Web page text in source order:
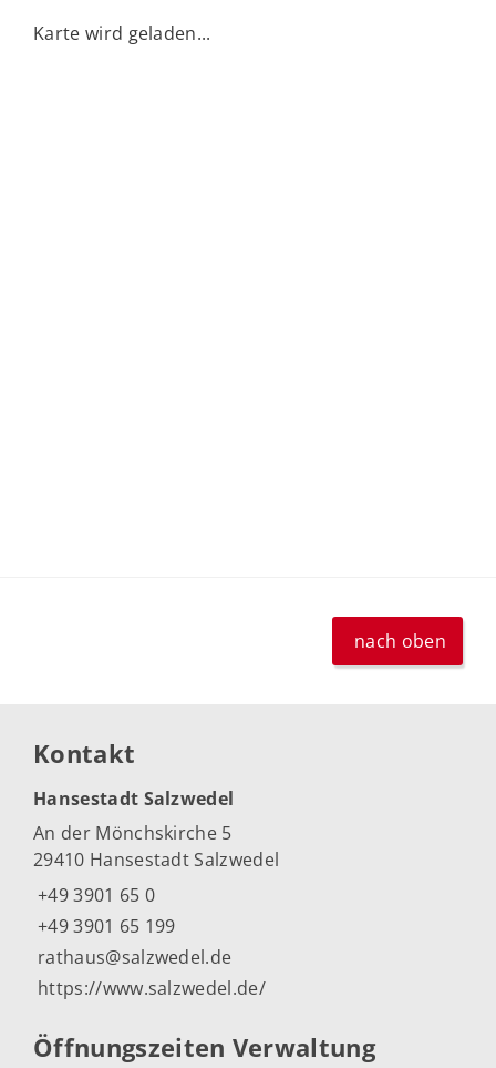
Karte wird geladen...
nach oben
Kontakt
Hansestadt Salzwedel
An der Mönchskirche 5
29410 Hansestadt Salzwedel
+49 3901 65 0
+49 3901 65 199
rathaus@salzwedel.de
https://www.salzwedel.de/
Öffnungszeiten Verwaltung